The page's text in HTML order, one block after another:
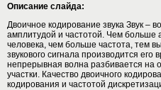
Описание слайда:
Двоичное кодирование звука Звук –
амплитудой и частотой. Чем больше
человека, чем больше частота, тем
звукового сигнала производится
непрерывная волна разбивается на
участки. Качество двоичного
кодирования и частотой